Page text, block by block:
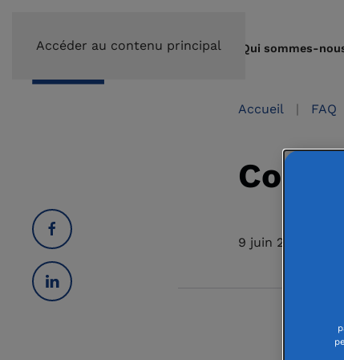
Accéder au contenu principal Qui sommes-
Accueil FAQ
9 juin 2021